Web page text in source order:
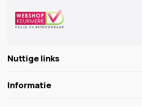
Nuttige links
Informatie